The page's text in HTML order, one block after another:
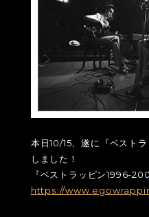
本日10/15、遂に『ベスト
しました！
『ベストラッピン1996-
https://